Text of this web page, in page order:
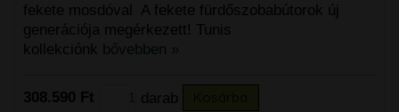
fekete mosdóval A fekete fürdőszobabútorok új
generációja megérkezett! Tunis
kollekciónk bővebben »
308.590 Ft darab